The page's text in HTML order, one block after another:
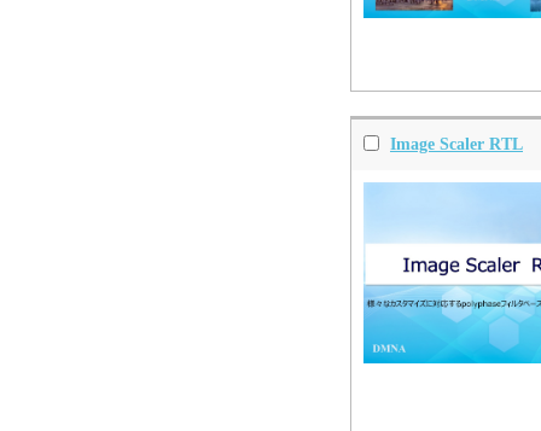
Image Scaler RTL